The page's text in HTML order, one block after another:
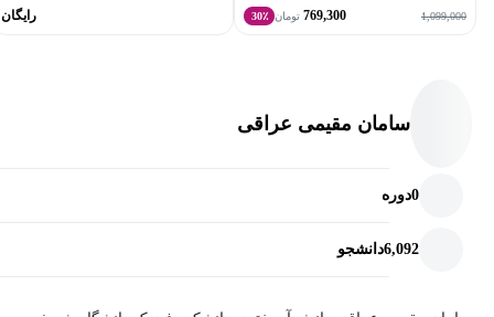
1,099,000
769,300 تومان 30٪ رایگان
سامان مقیمی عراقی
0دوره
6,092دانشجو